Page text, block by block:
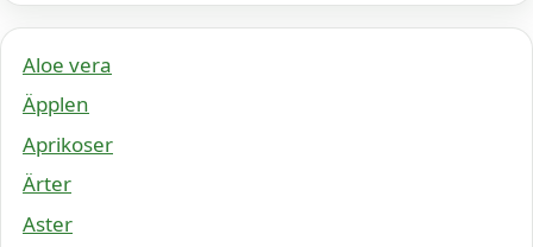
Aloe vera
Äpplen
Aprikoser
Ärter
Aster